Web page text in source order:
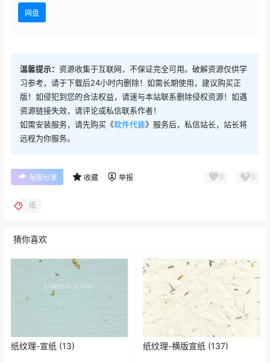
网盘
温馨提示： 资源收集于互联网，不保证完全可用。破解资源仅供学
习参考，请于下载后24小时内删除！如需长期使用，建议购买正
版！如侵犯到您的合法权益，请速与本站联系删除侵权资源！如遇
资源链接失效，请评论或私信联系作者！
如需安装服务，请先购买《软件代装》服务后，私信站长，站长将
远程为你服务。
海报分享 收藏 举报 0 0
纸
猜你喜欢
纸纹理-宣纸 (13) 纸纹理-横版宣纸 (137)